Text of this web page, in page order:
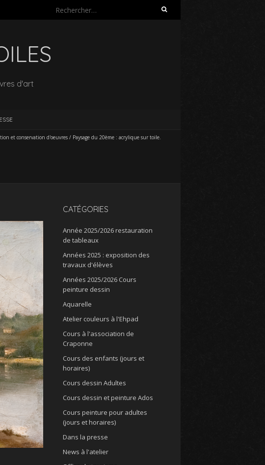
Rechercher :
d'art
et conservation d'oeuvres / Paysage du 20ème : acrylique sur toile.
CATÉGORIES
Année 2025/2026 restauration
de tableaux
Années 2025 : exposition des
travaux d'élèves
Années 2025/2026 Cours
peinture dessin
Aquarelle
Atelier couleurs à l'Ehpad
Cours à l'association de
Craponne
Cours des enfants (jours et
horaires)
Cours dessin Adultes
Cours dessin et peinture Ados
Cours peinture pour adultes
(jours et horaires)
Dans la presse
News à l'atelier